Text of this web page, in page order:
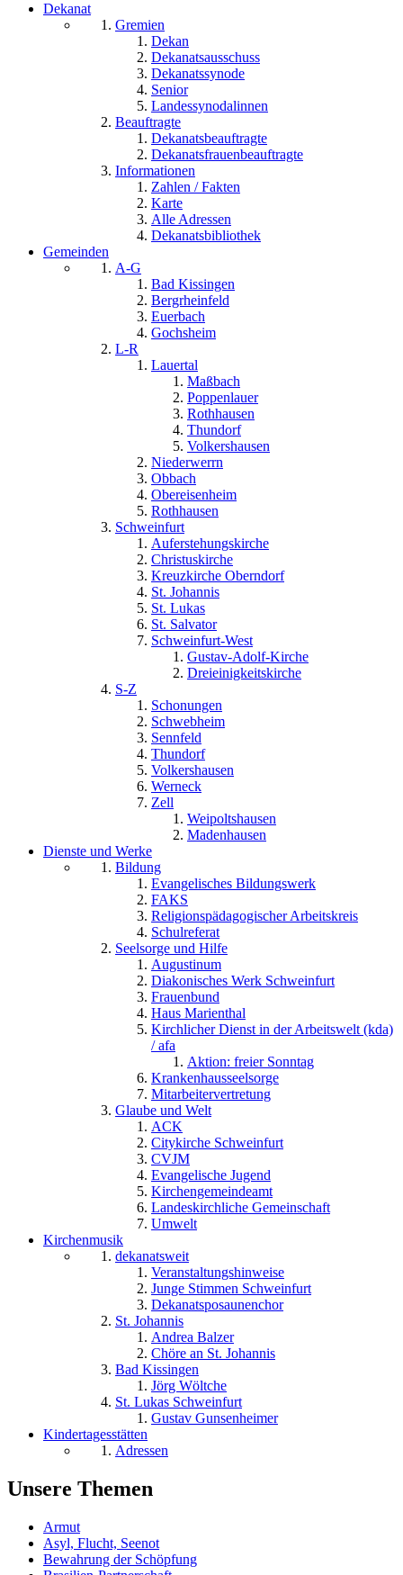
Dekanat
Gremien
Dekan
Dekanatsausschuss
Dekanatssynode
Senior
Landessynodalinnen
Beauftragte
Dekanatsbeauftragte
Dekanatsfrauenbeauftragte
Informationen
Zahlen / Fakten
Karte
Alle Adressen
Dekanatsbibliothek
Gemeinden
A-G
Bad Kissingen
Bergrheinfeld
Euerbach
Gochsheim
L-R
Lauertal
Maßbach
Poppenlauer
Rothhausen
Thundorf
Volkershausen
Niederwerrn
Obbach
Obereisenheim
Rothhausen
Schweinfurt
Auferstehungskirche
Christuskirche
Kreuzkirche Oberndorf
St. Johannis
St. Lukas
St. Salvator
Schweinfurt-West
Gustav-Adolf-Kirche
Dreieinigkeitskirche
S-Z
Schonungen
Schwebheim
Sennfeld
Thundorf
Volkershausen
Werneck
Zell
Weipoltshausen
Madenhausen
Dienste und Werke
Bildung
Evangelisches Bildungswerk
FAKS
Religionspädagogischer Arbeitskreis
Schulreferat
Seelsorge und Hilfe
Augustinum
Diakonisches Werk Schweinfurt
Frauenbund
Haus Marienthal
Kirchlicher Dienst in der Arbeitswelt (kda)
/ afa
Aktion: freier Sonntag
Krankenhausseelsorge
Mitarbeitervertretung
Glaube und Welt
ACK
Citykirche Schweinfurt
CVJM
Evangelische Jugend
Kirchengemeindeamt
Landeskirchliche Gemeinschaft
Umwelt
Kirchenmusik
dekanatsweit
Veranstaltungshinweise
Junge Stimmen Schweinfurt
Dekanatsposaunenchor
St. Johannis
Andrea Balzer
Chöre an St. Johannis
Bad Kissingen
Jörg Wöltche
St. Lukas Schweinfurt
Gustav Gunsenheimer
Kindertagesstätten
Adressen
Unsere Themen
Armut
Asyl, Flucht, Seenot
Bewahrung der Schöpfung